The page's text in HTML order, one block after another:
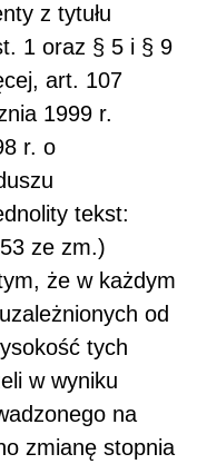
z tytułu
1 oraz § 5 i § 9
art. 107
1999 r.
r. o
tekst:
ze zm.)
że w każdym
od
tych
w wyniku
na
zmianę stopnia